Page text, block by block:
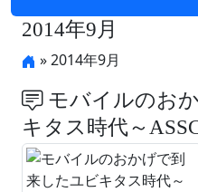
2014年9月
» 2014年9月
モバイルのお
キタス時代～